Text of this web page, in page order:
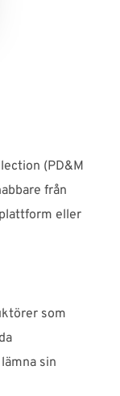
(PD&M
från
eller
som
sin